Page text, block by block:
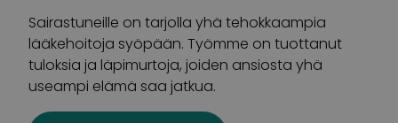
Sairastuneille on tarjolla yhä tehokkaampia
lääkehoitoja syöpään. Työmme on tuottanut
tuloksia ja läpimurtoja, joiden ansiosta yhä
useampi elämä saa jatkua.